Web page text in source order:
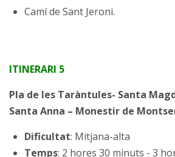
Camí de Sant Jeroni.
ITINERARI 5
Pla de les Taràntules- Santa
Santa Anna – Monestir de
Dificultat: Mitjana-alta
Temps: 2 hores 30 minuts - 3